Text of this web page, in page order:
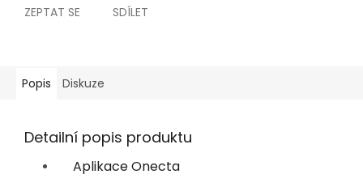
ZEPTAT SE SDÍLET
Popis Diskuze
Detailní popis produktu
Aplikace Onecta